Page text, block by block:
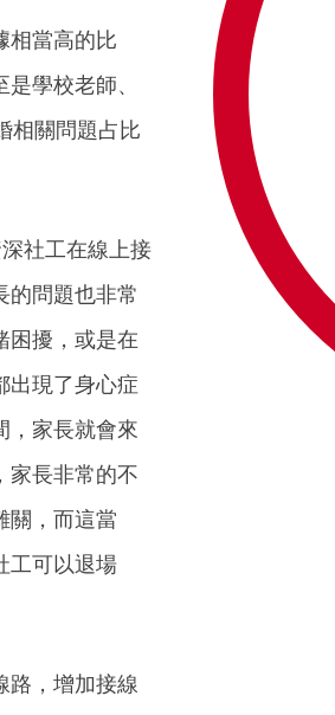
相當高的比
學校老師、
相關問題占比
社工在線上接
的問題也非常
困擾，或是在
出現了身心症
，家長就會來
家長非常的不
關，而這當
工可以退場
路，增加接線